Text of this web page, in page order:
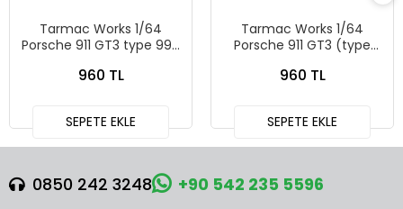
Tarmac Works 1/64
Porsche 911 GT3 type 996
960 TL
SEPETE EKLE
Tarmac Works 1/64
Porsche 911 GT3 (type
Works X iXO Models
960 TL
SEPETE EKLE
0850 242 3248 +90 542 235 5596